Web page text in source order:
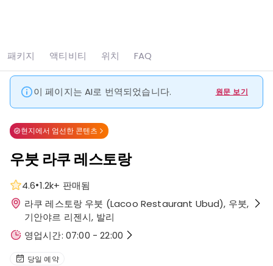
홈 Ubud 우붓 라쿠 레스토랑
이 페이지는 AI로 번역되었습니다. 원문 보기
패키지 액티비티 위치 FAQ
현지에서 엄선한 콘텐츠
우붓 라쿠 레스토랑
4.6•1.2k+ 판매됨
라쿠 레스토랑 우붓 (Lacoo Restaurant Ubud), 우붓,
기안야르 리젠시, 발리
영업시간: 07:00 - 22:00
당일 예약